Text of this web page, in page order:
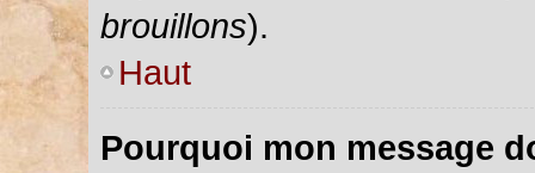
brouillons).
Haut
Pourquoi mon message